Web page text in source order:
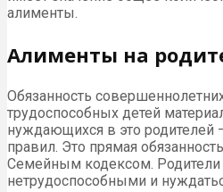
алименты.
Алименты на
Обязанность
трудоспособных детей
нуждающихся в это родителей
правил. Это прямая
Семейным кодексом.
нетрудоспособными и